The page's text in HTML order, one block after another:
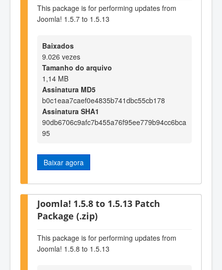
This package is for performing updates from
Joomla! 1.5.7 to 1.5.13
Baixados
9.026 vezes
Tamanho do arquivo
1,14 MB
Assinatura MD5
b0c1eaa7caef0e4835b741dbc55cb178
Assinatura SHA1
90db6706c9afc7b455a76f95ee779b94cc6bca
95
Baixar agora
Joomla! 1.5.8 to 1.5.13 Patch
Package (.zip)
This package is for performing updates from
Joomla! 1.5.8 to 1.5.13